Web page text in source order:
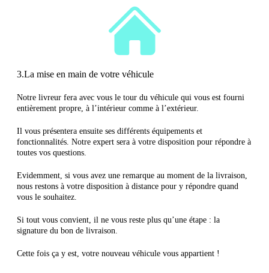
3.La mise en main de votre véhicule
Notre livreur fera avec vous le tour du véhicule qui vous est fourni
entièrement propre, à l’intérieur comme à l’extérieur.
Il vous présentera ensuite ses différents équipements et
fonctionnalités. Notre expert sera à votre disposition pour répondre à
toutes vos questions.
Evidemment, si vous avez une remarque au moment de la livraison,
nous restons à votre disposition à distance pour y répondre quand
vous le souhaitez.
Si tout vous convient, il ne vous reste plus qu’une étape : la
signature du bon de livraison.
Cette fois ça y est, votre nouveau véhicule vous appartient !